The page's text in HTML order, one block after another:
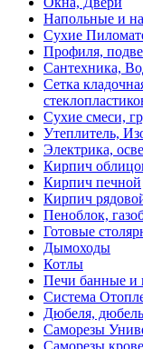
Напольные и
Сухие
Профиля,
Сантехника,
Сетка
Сухие смеси,
Утеплитель,
Электрика,
Кирпич
Кирпич печной
Кирпич
Пеноблок,
Готовые
Дымоходы
Котлы
Печи банные и
Система
Дюбеля,
Саморезы